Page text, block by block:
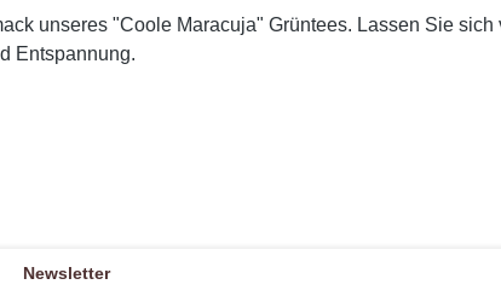
unseres "Coole Maracuja" Grüntees. Lassen Sie
Entspannung.
Newsletter